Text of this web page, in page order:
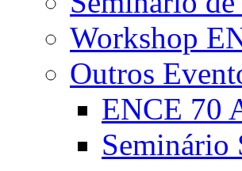
Workshop
Outros
ENCE 70
Seminário